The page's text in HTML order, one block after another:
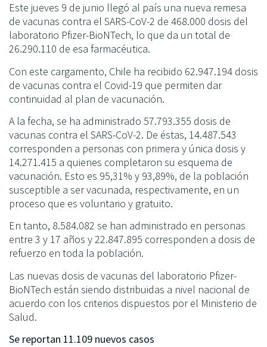
Este jueves 9 de junio llegó al país una nueva remesa
de vacunas contra el SARS-CoV-2 de 468.000 dosis del
laboratorio Pfizer-BioNTech, lo que da un total de
26.290.110 de esa farmacéutica.
Con este cargamento, Chile ha recibido 62.947.194 dosis
de vacunas contra el Covid-19 que permiten dar
continuidad al plan de vacunación.
A la fecha, se ha administrado 57.793.355 dosis de
vacunas contra el SARS-CoV-2. De éstas, 14.487.543
corresponden a personas con primera y única dosis y
14.271.415 a quienes completaron su esquema de
vacunación. Esto es 95,31% y 93,89%, de la población
susceptible a ser vacunada, respectivamente, en un
proceso que es voluntario y gratuito.
En tanto, 8.584.082 se han administrado en personas
entre 3 y 17 años y 22.847.895 corresponden a dosis de
refuerzo en toda la población.
Las nuevas dosis de vacunas del laboratorio Pfizer-
BioNTech están siendo distribuidas a nivel nacional de
acuerdo con los criterios dispuestos por el Ministerio de
Salud.
Se reportan 11.109 nuevos casos